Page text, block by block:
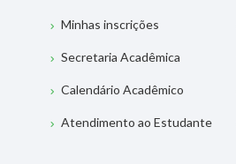
Minhas inscrições
Secretaria Acadêmica
Calendário Acadêmico
Atendimento ao Estudante